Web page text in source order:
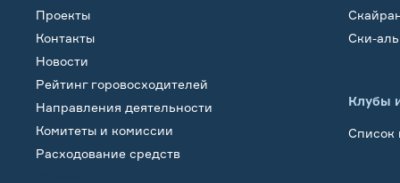
Проекты
Контакты
Новости
Рейтинг горовосходителей
Направления деятельности
Комитеты и комиссии
Расходование средств
Ски-
Клубы
Список